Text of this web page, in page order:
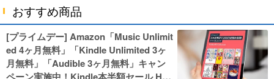
おすすめ商品
[プライムデー] Amazon「Music Unlimit
ed 4ヶ月無料」「Kindle Unlimited 3ヶ
月無料」「Audible 3ヶ月無料」キャン